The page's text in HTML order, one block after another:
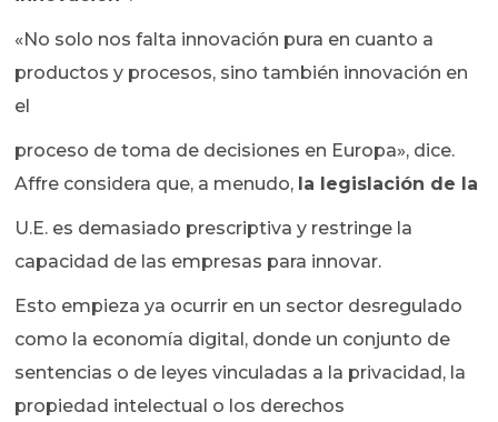
«No solo nos falta innovación pura en cuanto a
productos y procesos, sino también innovación en
el
proceso de toma de decisiones en Europa», dice.
Affre considera que, a menudo, la legislación de la
U.E. es demasiado prescriptiva y restringe la
capacidad de las empresas para innovar.
Esto empieza ya ocurrir en un sector desregulado
como la economía digital, donde un conjunto de
sentencias o de leyes vinculadas a la privacidad, la
propiedad intelectual o los derechos